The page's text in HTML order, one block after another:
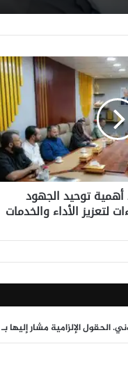
توحيد الجهود
لتعزيز الأداء والخدمات
الحقول الإلزامية مشار إليها بـ